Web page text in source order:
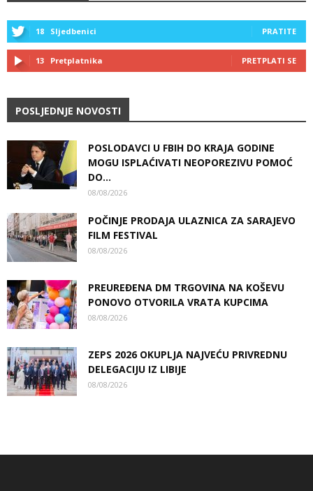
18 Sljedbenici PRATITE
13 Pretplatnika PRETPLATI SE
POSLJEDNJE NOVOSTI
POSLODAVCI U FBIH DO KRAJA GODINE
MOGU ISPLAĆIVATI NEOPOREZIVU POMOĆ
DO...
08/08/2026
POČINJE PRODAJA ULAZNICA ZA SARAJEVO
FILM FESTIVAL
08/08/2026
PREUREĐENA DM TRGOVINA NA KOŠEVU
PONOVO OTVORILA VRATA KUPCIMA
08/08/2026
ZEPS 2026 OKUPLJA NAJVEĆU PRIVREDNU
DELEGACIJU IZ LIBIJE
08/08/2026